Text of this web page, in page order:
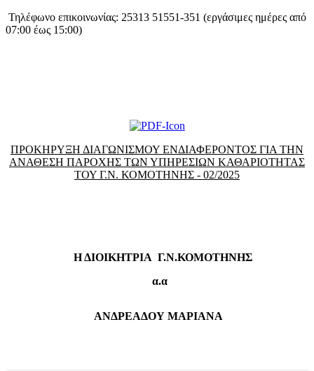
Τηλέφωνο επικοινωνίας: 25313 51551-351 (εργάσιμες ημέρες από
07:00 έως 15:00)
ΠΡΟΚΗΡΥΞΗ ΔΙΑΓΩΝΙΣΜΟΥ ΕΝΔΙΑΦΕΡΟΝΤΟΣ ΓΙΑ ΤΗΝ
ΑΝΑΘΕΣΗ ΠΑΡΟΧΗΣ ΤΩΝ ΥΠΗΡΕΣΙΩΝ ΚΑΘΑΡΙΟΤΗΤΑΣ
ΤΟΥ Γ.Ν. ΚΟΜΟΤΗΝΗΣ - 02/2025
Η ΔΙΟΙΚΗΤΡΙΑ Γ.Ν.ΚΟΜΟΤΗΝΗΣ
α.α
ΑΝΔΡΕΑΔΟΥ ΜΑΡΙΑΝΑ